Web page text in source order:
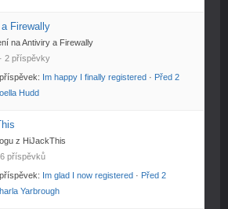
Firewally
na Antiviry a Firewally
2 příspěvky
Im happy I finally registered · Před 2
Hudd
z HiJackThis
příspěvků
Im glad I now registered · Před 2
Yarbrough